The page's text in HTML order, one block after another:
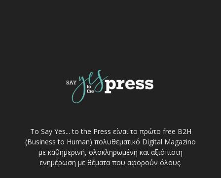
Το Say Yes... to the Press είναι το πρώτο free Β2Η
(Business to Human) πολυθεματικό Digital Magazino
με καθημερινή, ολοκληρωμένη και αξιόπιστη
ενημέρωση με θέματα που αφορούν όλους.